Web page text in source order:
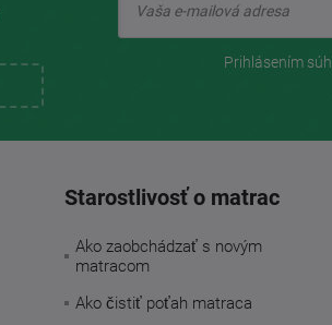
Prihlásením
Starostlivosť o matrac
Ako zaobchádzať s novým
matracom
Ako čistiť poťah matraca